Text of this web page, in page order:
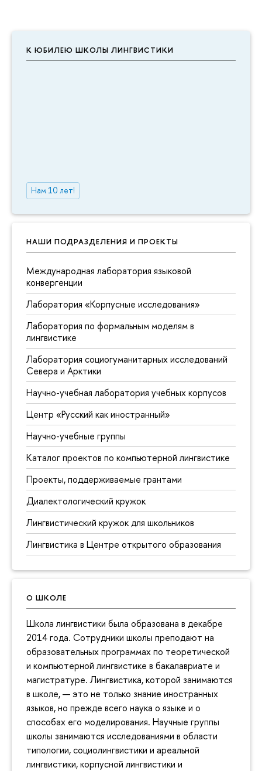
К ЮБИЛЕЮ ШКОЛЫ ЛИНГВИСТИКИ
Нам 10 лет!
НАШИ ПОДРАЗДЕЛЕНИЯ И ПРОЕКТЫ
Международная лаборатория языковой
конвергенции
Лаборатория «Корпусные исследования»
Лаборатория по формальным моделям в
лингвистике
Лаборатория социогуманитарных исследований
Севера и Арктики
Научно-учебная лаборатория учебных корпусов
Центр «Русский как иностранный»
Научно-учебные группы
Каталог проектов по компьютерной лингвистике
Проекты, поддерживаемые грантами
Диалектологический кружок
Лингвистический кружок для школьников
Лингвистика в Центре открытого образования
О ШКОЛЕ
Школа лингвистики была образована в декабре
2014 года. Сотрудники школы преподают на
образовательных программах по теоретической
и компьютерной лингвистике в бакалавриате и
магистратуре. Лингвистика, которой занимаются
в школе, — это не только знание иностранных
языков, но прежде всего наука о языке и о
способах его моделирования. Научные группы
школы занимаются исследованиями в области
типологии, социолингвистики и ареальной
лингвистики, корпусной лингвистики и